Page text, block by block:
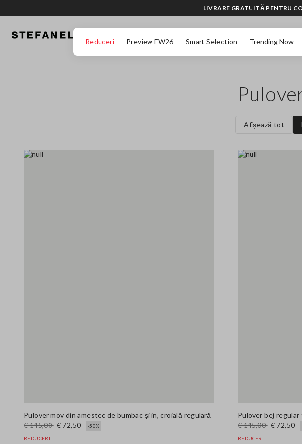
Reduceri Preview FW26 Smart Selection Trending Now
LIVRARE GRATUITĂ PENTRU
Afișează tot
Pulover mov din amestec de bumbac și in, croială regulară
€ 145,00 € 72,50 -50%
REDUCERI
€ 145,00 € 72,50
REDUCERI